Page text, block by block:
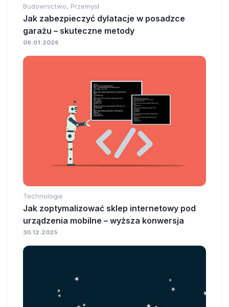
Budownictwo, Przemysł
Jak zabezpieczyć dylatacje w posadzce
garażu – skuteczne metody
09.01.2026
Technologie
Jak zoptymalizować sklep internetowy pod
urządzenia mobilne – wyższa konwersja
30.12.2025